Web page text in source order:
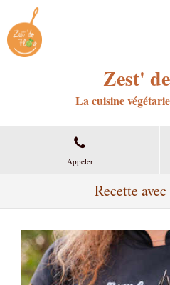
Zest'
La cuisine
Appeler
Recette